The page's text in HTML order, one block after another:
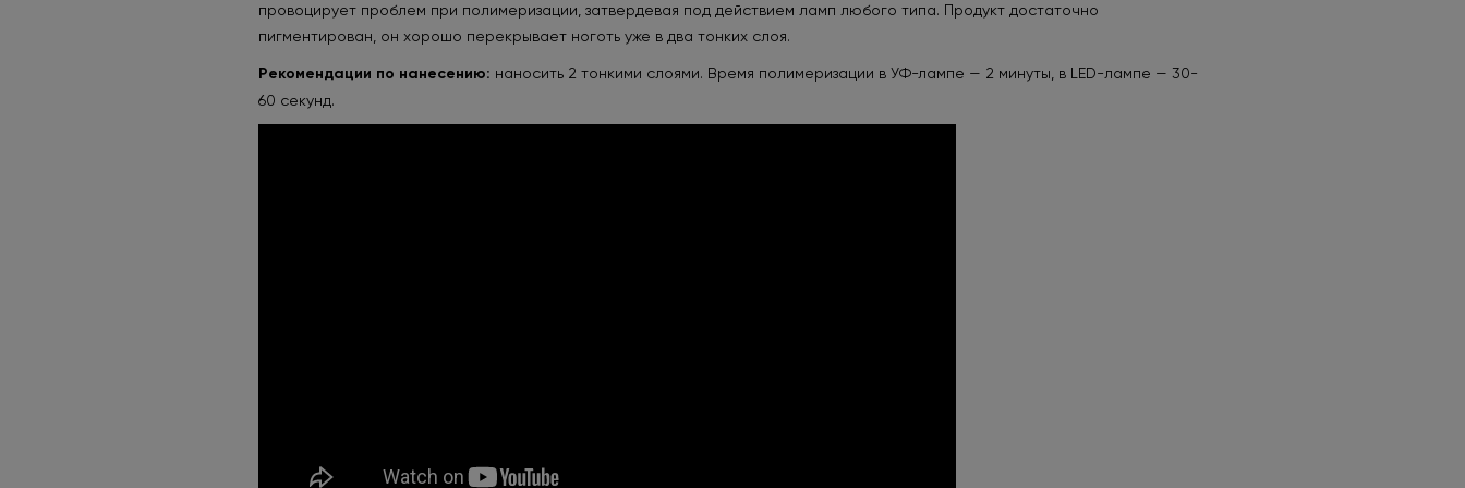
провоцирует проблем при полимеризации, затвердевая под действием ламп любого типа. Продукт достаточно
пигментирован, он хорошо перекрывает ноготь уже в два тонких слоя.
Рекомендации по нанесению: наносить 2 тонкими слоями. Время полимеризации в УФ-лампе — 2 минуты, в LED-лампе — 30-
60 секунд.